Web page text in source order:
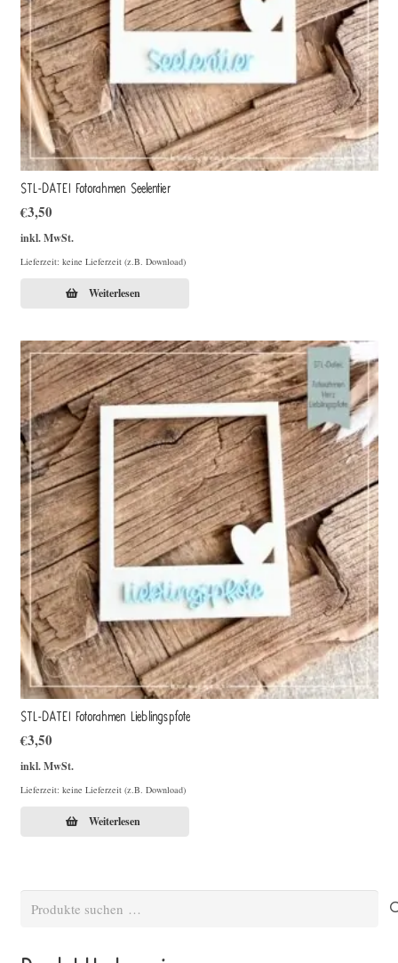
STL-DATEI Fotorahmen Seelentier
€3,50
inkl. MwSt.
Lieferzeit: keine Lieferzeit (z.B. Download)
Weiterlesen
STL-DATEI Fotorahmen Lieblingspfote
€3,50
inkl. MwSt.
Lieferzeit: keine Lieferzeit (z.B. Download)
Weiterlesen
Suchen